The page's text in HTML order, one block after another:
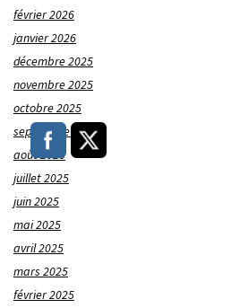
février 2026
janvier 2026
décembre 2025
novembre 2025
octobre 2025
septembre 2025
août 2025
juillet 2025
juin 2025
mai 2025
avril 2025
mars 2025
février 2025